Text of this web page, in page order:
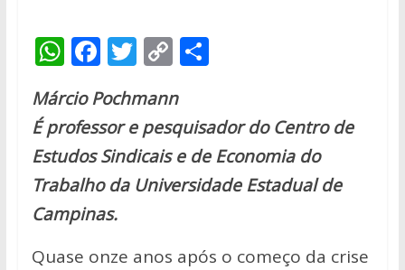
W
at
s
A
p
p
F
ac
e
b
o
o
k
T
itt
er
C
p
y
Li
n
S
ar
e
Márcio Pochmann
É professor e pesquisador do Centro de
Estudos Sindicais e de Economia do
Trabalho da Universidade Estadual de
Campinas.
Quase onze anos após o começo da crise